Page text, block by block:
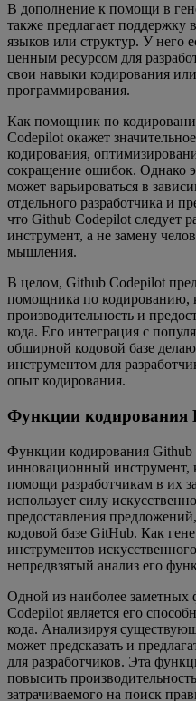
В дополнение к помощи в
также предлагает поддержку
языков или структур. У него
ценным ресурсом для
свои навыки кодирования
программирования.
Как помощник по
Codepilot окажет
кодирования,
сокращение ошибок. Однако
может варьироваться в
отдельного разработчика и
что Github Codepilot следует
инструмент, а не замену
мышления.
В целом, Github Codepilot
помощника по кодированию,
производительность и
кода. Его интеграция с
обширной кодовой базе
инструментом для
опыт кодирования.
Функции
Функции кодирования
инновационный инструмент,
помощи разработчикам в их
использует силу
предоставления
кодовой базе GitHub. Как
инструментов
непредвзятый анализ его
Одной из наиболее
Codepilot является его
кода. Анализируя
может предсказать и
для разработчиков. Эта
повысить
затрачиваемого на поиск